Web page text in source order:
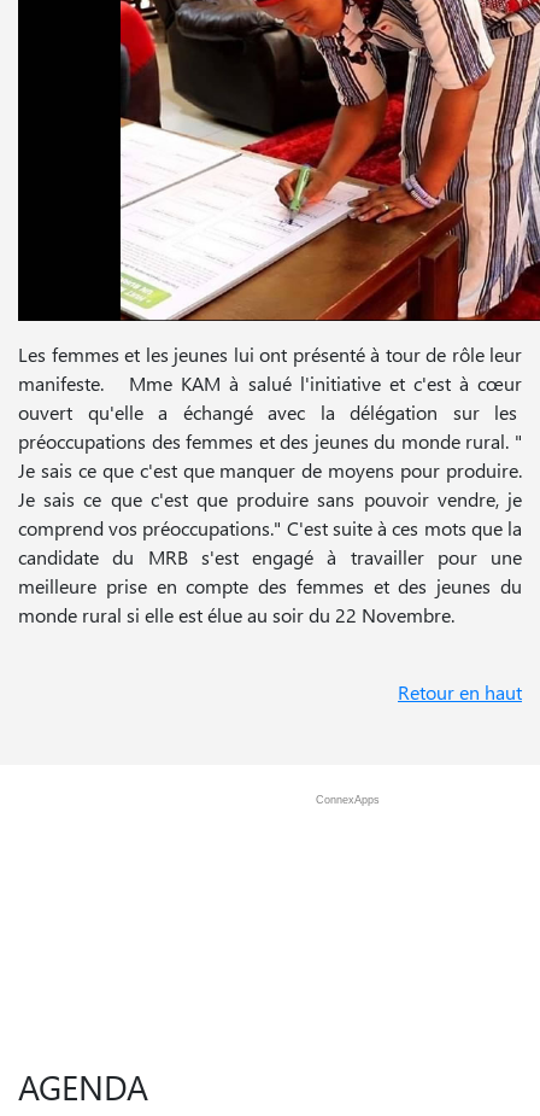
Les femmes et les jeunes lui ont présenté à tour de rôle leur
manifeste. Mme KAM à salué l'initiative et c'est à cœur
ouvert qu'elle a échangé avec la délégation sur les
préoccupations des femmes et des jeunes du monde rural. "
Je sais ce que c'est que manquer de moyens pour produire.
Je sais ce que c'est que produire sans pouvoir vendre, je
comprend vos préoccupations." C'est suite à ces mots que la
candidate du MRB s'est engagé à travailler pour une
meilleure prise en compte des femmes et des jeunes du
monde rural si elle est élue au soir du 22 Novembre.
Retour en haut
ConnexApps
AGENDA